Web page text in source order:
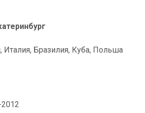
Италия, Бразилия, Куба, Польша